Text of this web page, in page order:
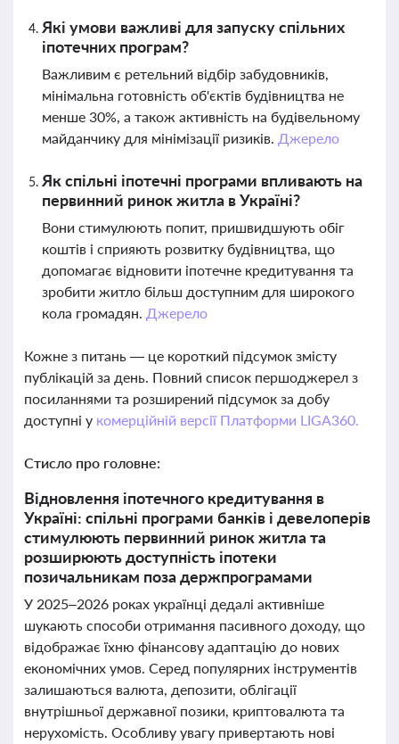
Які умови важливі для запуску спільних
іпотечних програм?
Важливим є ретельний відбір забудовників,
мінімальна готовність об'єктів будівництва не
менше 30%, а також активність на будівельному
майданчику для мінімізації ризиків. Джерело
Як спільні іпотечні програми впливають на
первинний ринок житла в Україні?
Вони стимулюють попит, пришвидшують обіг
коштів і сприяють розвитку будівництва, що
допомагає відновити іпотечне кредитування та
зробити житло більш доступним для широкого
кола громадян. Джерело
Кожне з питань — це короткий підсумок змісту
публікацій за день. Повний список першоджерел з
посиланнями та розширений підсумок за добу
доступні у комерційній версії Платформи LIGA360.
Стисло про головне:
Відновлення іпотечного кредитування в
Україні: спільні програми банків і девелоперів
стимулюють первинний ринок житла та
розширюють доступність іпотеки
позичальникам поза держпрограмами
У 2025–2026 роках українці дедалі активніше
шукають способи отримання пасивного доходу, що
відображає їхню фінансову адаптацію до нових
економічних умов. Серед популярних інструментів
залишаються валюта, депозити, облігації
внутрішньої державної позики, криптовалюта та
нерухомість. Особливу увагу привертають нові